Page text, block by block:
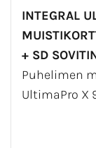
INTEGRAL
+ SD
Puhelimen
UltimaPro X